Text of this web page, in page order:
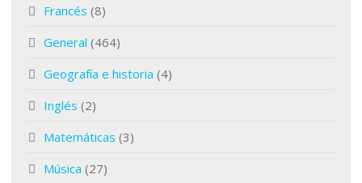
Francés (8)
General (464)
Geografía e historia (4)
Inglés (2)
Matemáticas (3)
Música (27)